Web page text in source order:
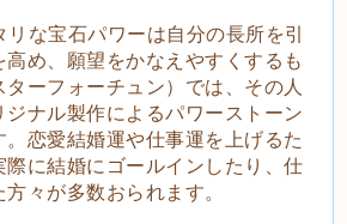
な宝石パワーは自分の長所を引
高め、願望をかなえやすくするも
ーフォーチュン）では、その人
ナル製作によるパワーストーン
。恋愛結婚運や仕事運を上げるた
に結婚にゴールインしたり、仕
々が多数おられます。